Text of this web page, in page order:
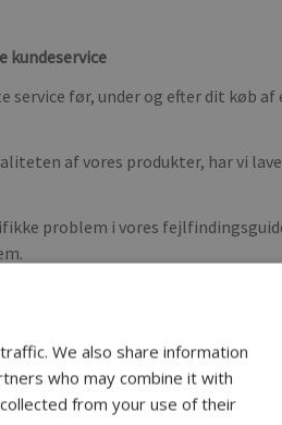
kundeservice
service før, under og efter dit køb
af vores produkter, har vi
problem i vores
ENGLISH
DANISH
We also share information
who may combine it with
from your use of their